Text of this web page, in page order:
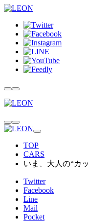
TOP
CARS
いま、大人の“カ
Twitter
Facebook
Line
Mail
Pocket